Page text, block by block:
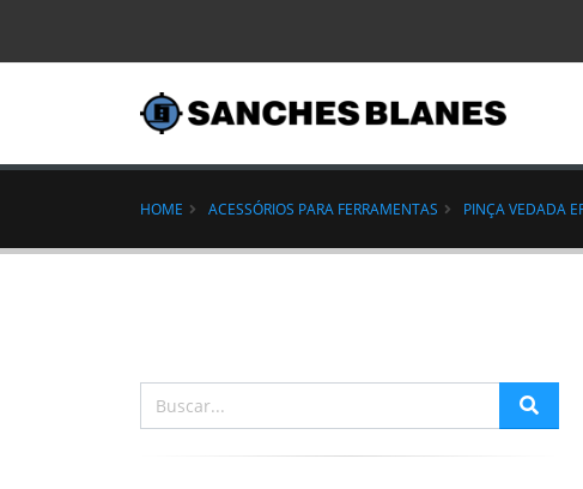
HOME ACESSÓRIOS PARA FERRAMENTAS PINÇA VEDADA